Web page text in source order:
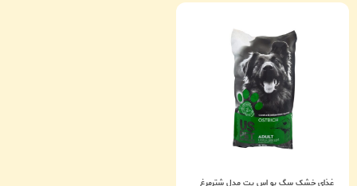
غذای خشک سگ یو اس پت مدل شترمرغ